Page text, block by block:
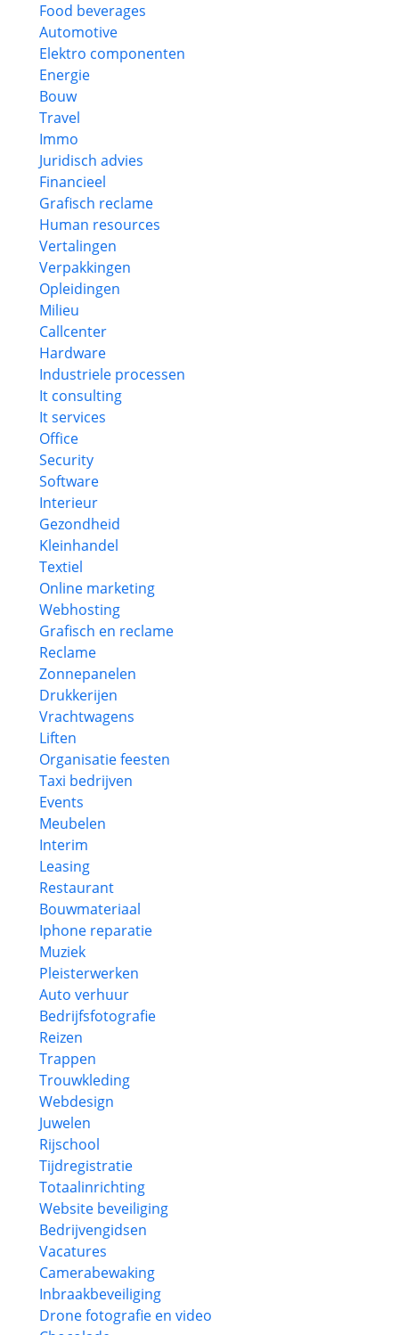
Food beverages
Automotive
Elektro componenten
Energie
Bouw
Travel
Immo
Juridisch advies
Financieel
Grafisch reclame
Human resources
Vertalingen
Verpakkingen
Opleidingen
Milieu
Callcenter
Hardware
Industriele processen
It consulting
It services
Office
Security
Software
Interieur
Gezondheid
Kleinhandel
Textiel
Online marketing
Webhosting
Grafisch en reclame
Reclame
Zonnepanelen
Drukkerijen
Vrachtwagens
Liften
Organisatie feesten
Taxi bedrijven
Events
Meubelen
Interim
Leasing
Restaurant
Bouwmateriaal
Iphone reparatie
Muziek
Pleisterwerken
Auto verhuur
Bedrijfsfotografie
Reizen
Trappen
Trouwkleding
Webdesign
Juwelen
Rijschool
Tijdregistratie
Totaalinrichting
Website beveiliging
Bedrijvengidsen
Vacatures
Camerabewaking
Inbraakbeveiliging
Drone fotografie en video